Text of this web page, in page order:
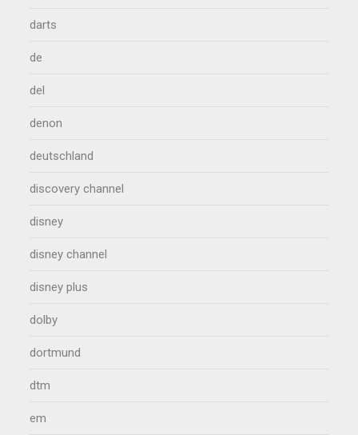
darts
de
del
denon
deutschland
discovery channel
disney
disney channel
disney plus
dolby
dortmund
dtm
em